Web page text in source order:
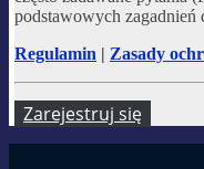
podstawowych
Regulamin | Zasady
Zarejestruj się